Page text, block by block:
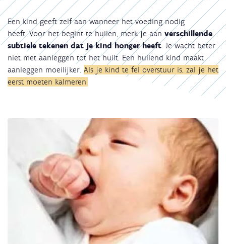
Een kind geeft zelf aan wanneer het voeding nodig
heeft. Voor het begint te huilen, merk je aan verschillende
subtiele tekenen dat je kind honger heeft . Je wacht beter
niet met aanleggen tot het huilt. Een huilend kind maakt
aanleggen moeilijker. Als je kind te fel overstuur is, zal je het
eerst moeten kalmeren.